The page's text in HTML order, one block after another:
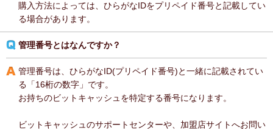
購入方法によっては、ひらがなIDをプリペイド番号と記載してい
る場合があります。
管理番号とはなんですか？
管理番号は、ひらがなID(プリペイド番号)と一緒に記載されてい
る「16桁の数字」です。
お持ちのビットキャッシュを特定する番号になります。
ビットキャッシュのサポートセンターや、加盟店サイトへお問い